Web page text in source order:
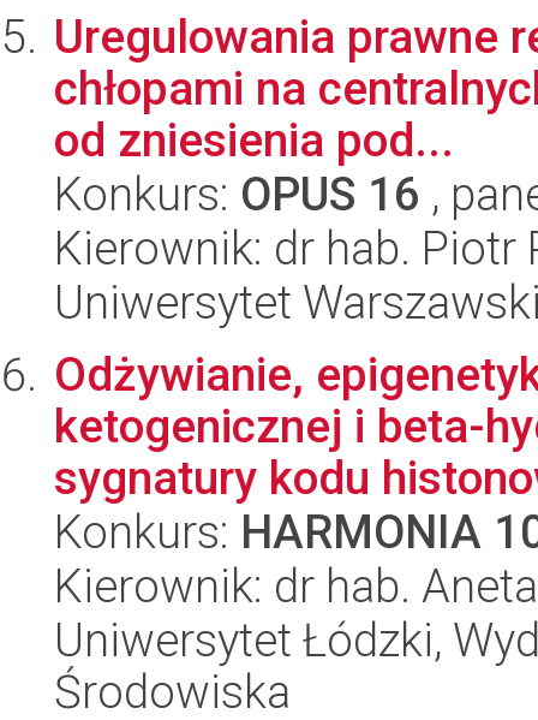
Uregulowania prawne
chłopami na
od zniesienia pod...
Konkurs: OPUS 16 ,
Kierownik: dr hab.
Uniwersytet
Odżywianie,
ketogenicznej i beta-
sygnatury kodu
Konkurs: HARMONIA
Kierownik: dr hab.
Uniwersytet Łódzki,
Środowiska